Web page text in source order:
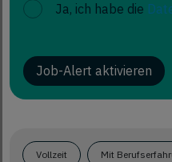
Ja, ich habe die
Job-Alert aktivieren
Vollzeit Mit